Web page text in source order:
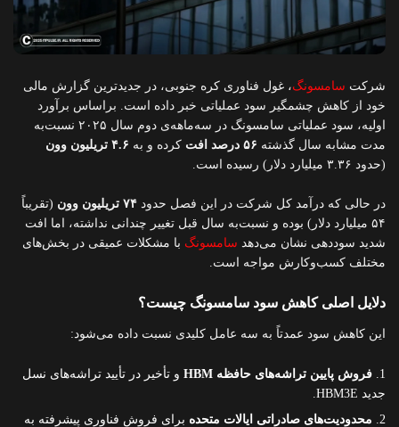
شرکت سامسونگ، غول فناوری کره جنوبی، در جدیدترین گزارش مالی
خود از کاهش چشمگیر سود عملیاتی خبر داده است. براساس برآورد
اولیه، سود عملیاتی سامسونگ در سه‌ماهه‌ی دوم سال ۲۰۲۵ نسبت‌به
مدت مشابه سال گذشته ۵۶ درصد افت کرده و به ۴.۶ تریلیون وون
(حدود ۳.۳۶ میلیارد دلار) رسیده است.
در حالی که درآمد کل شرکت در این فصل حدود ۷۴ تریلیون وون
(تقریباً
۵۴ میلیارد دلار) بوده و نسبت‌به سال قبل تغییر چندانی نداشته، اما افت
شدید سوددهی نشان می‌دهد سامسونگ با مشکلات عمیقی در بخش‌های
مختلف کسب‌وکارش مواجه است.
دلایل اصلی کاهش سود سامسونگ چیست؟
این کاهش سود عمدتاً به سه عامل کلیدی نسبت داده می‌شود:
فروش پایین تراشه‌های حافظه HBM
و تأخیر در تأیید تراشه‌های نسل
جدید HBM3E.
محدودیت‌های صادراتی ایالات متحده برای فروش فناوری پیشرفته به